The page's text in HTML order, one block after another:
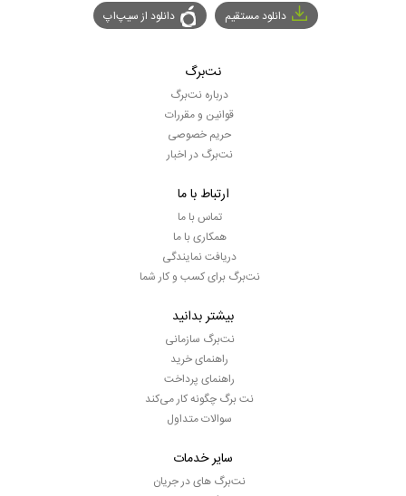
دانلود مستقیم دانلود از سیپ‌اپ
نت‌برگ
درباره نت‌برگ
قوانین و مقررات
حریم خصوصی
نت‌برگ در اخبار
ارتباط با ما
تماس با ما
همکاری با ما
دریافت نمایندگی
نت‌برگ برای کسب و کار شما
بیشتر بدانید
نت‌برگ سازمانی
راهنمای خرید
راهنمای پرداخت
نت برگ چگونه کار می‌کند
سوالات متداول
سایر خدمات
نت‌برگ های در جریان